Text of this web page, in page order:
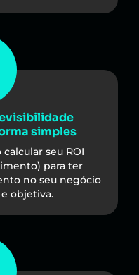
simples
seu ROI
para ter
no seu negócio
objetiva.